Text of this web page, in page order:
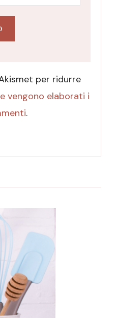
per ridurre
vengono elaborati i
.